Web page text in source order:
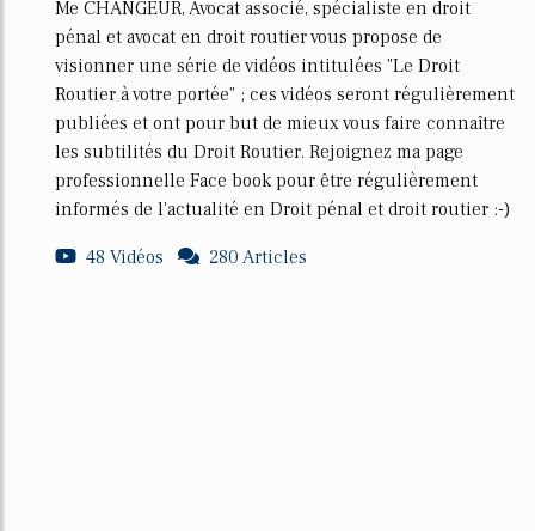
Me CHANGEUR, Avocat associé, spécialiste en droit
pénal et avocat en droit routier vous propose de
visionner une série de vidéos intitulées "Le Droit
Routier à votre portée" ; ces vidéos seront régulièrement
publiées et ont pour but de mieux vous faire connaître
les subtilités du Droit Routier. Rejoignez ma page
professionnelle Face book pour être régulièrement
informés de l'actualité en Droit pénal et droit routier :-)
48 Vidéos
280 Articles